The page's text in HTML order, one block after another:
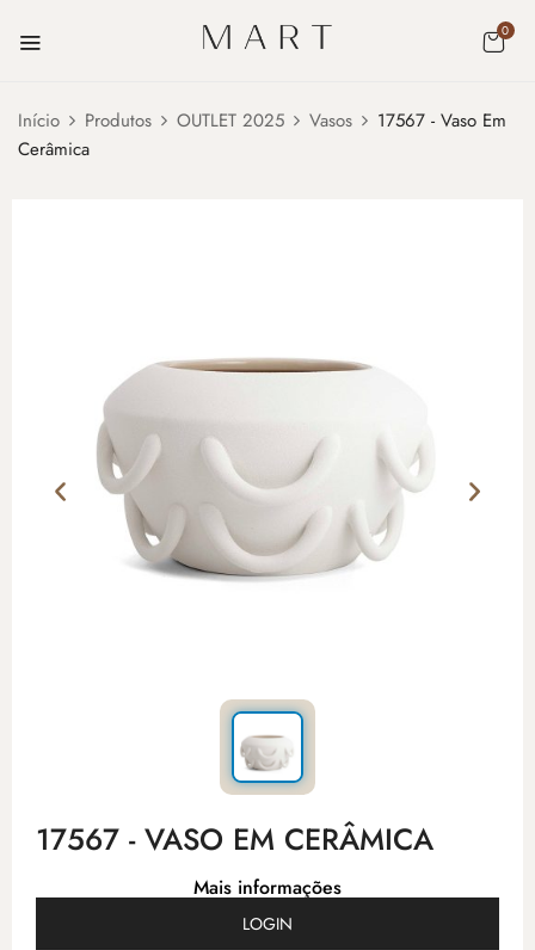
0
Início Produtos OUTLET 2025 Vasos
17567 - Vaso Em
Cerâmica
17567 - VASO EM CERÂMICA
Mais informações
LOGIN